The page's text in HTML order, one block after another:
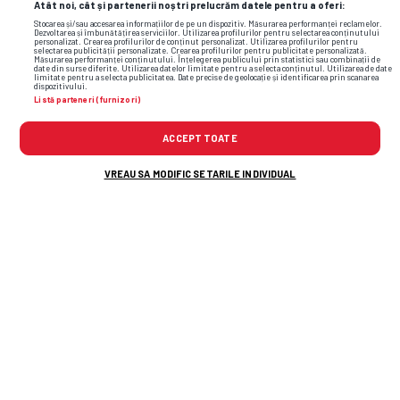
Atât noi, cât și partenerii noștri prelucrăm datele pentru a oferi:
Stocarea și/sau accesarea informațiilor de pe un dispozitiv. Măsurarea performanței reclamelor.
Dezvoltarea și îmbunătățirea serviciilor. Utilizarea profilurilor pentru selectarea conținutului
personalizat. Crearea profilurilor de conținut personalizat. Utilizarea profilurilor pentru
selectarea publicității personalizate. Crearea profilurilor pentru publicitate personalizată.
Măsurarea performanței conținutului. Înțelegerea publicului prin statistici sau combinații de
date din surse diferite. Utilizarea datelor limitate pentru a selecta conținutul. Utilizarea de date
limitate pentru a selecta publicitatea. Date precise de geolocație și identificarea prin scanarea
dispozitivului.
Listă parteneri (furnizori)
ACCEPT TOATE
VREAU SA MODIFIC SETARILE INDIVIDUAL